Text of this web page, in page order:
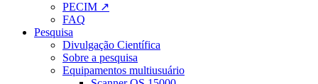
PECIM ↗
FAQ
Pesquisa
Divulgação Científica
Sobre a pesquisa
Equipamentos multiusuário